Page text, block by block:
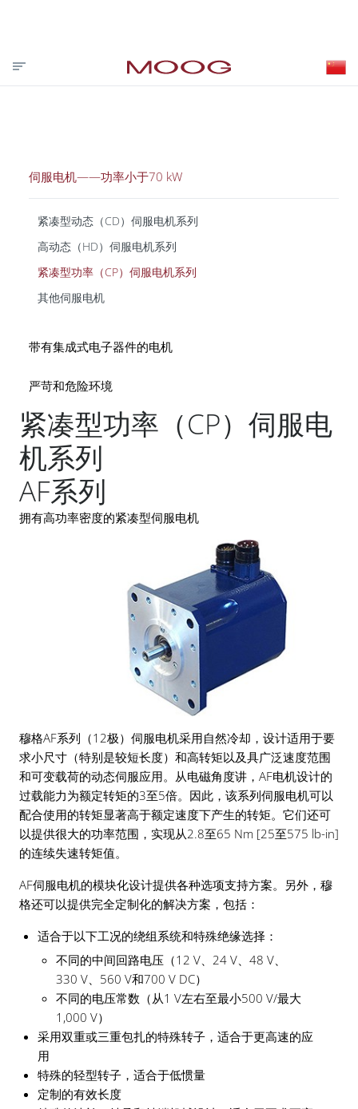
投资者关系 合作伙伴登录 VISIT MOOG.COM
MOOG.COM.CN
伺服电机——功率小于70 kW
紧凑型动态（CD）伺服电机系列
高动态（HD）伺服电机系列
紧凑型功率（CP）伺服电机系列
其他伺服电机
带有集成式电子器件的电机
严苛和危险环境
紧凑型功率（CP）伺服电
机系列
AF系列
拥有高功率密度的紧凑型伺服电机
穆格AF系列（12极）伺服电机采用自然冷却，设计适用于要
求小尺寸（特别是较短长度）和高转矩以及具广泛速度范围
和可变载荷的动态伺服应用。从电磁角度讲，AF电机设计的
过载能力为额定转矩的3至5倍。因此，该系列伺服电机可以
配合使用的转矩显著高于额定速度下产生的转矩。它们还可
以提供很大的功率范围，实现从2.8至65 Nm [25至575 lb-in]
的连续失速转矩值。
AF伺服电机的模块化设计提供各种选项支持方案。另外，穆
格还可以提供完全定制化的解决方案，包括：
适合于以下工况的绕组系统和特殊绝缘选择：
不同的中间回路电压（12 V、24 V、48 V、
330 V、560 V和700 V DC）
不同的电压常数（从1 V左右至最小500 V/最大
1,000 V）
采用双重或三重包扎的特殊转子，适合于更高速的应
用
特殊的轻型转子，适合于低惯量
定制的有效长度